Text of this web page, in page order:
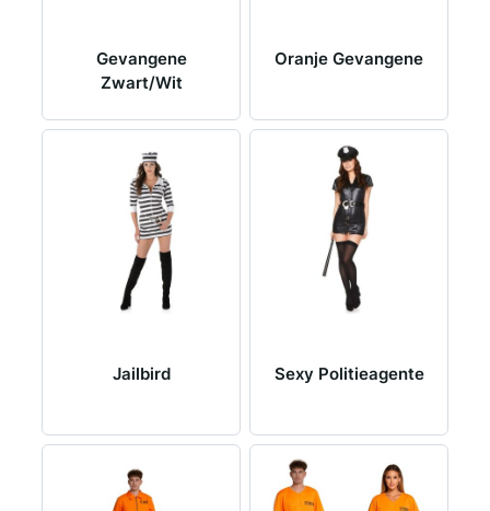
Gevangene
Zwart/Wit
Oranje Gevangene
Jailbird Sexy Politieagente